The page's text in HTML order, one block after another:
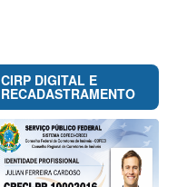
CIRP DIGITAL E
RECADASTRAMENTO